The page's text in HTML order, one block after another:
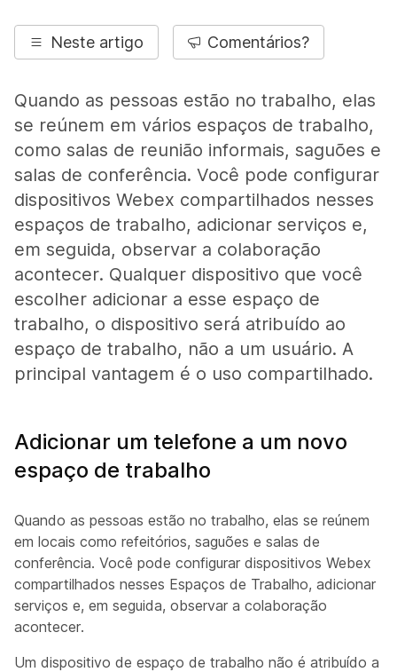
Neste artigo Comentários?
Quando as pessoas estão no trabalho, elas
se reúnem em vários espaços de trabalho,
como salas de reunião informais, saguões e
salas de conferência. Você pode configurar
dispositivos Webex compartilhados nesses
espaços de trabalho, adicionar serviços e,
em seguida, observar a colaboração
acontecer. Qualquer dispositivo que você
escolher adicionar a esse espaço de
trabalho, o dispositivo será atribuído ao
espaço de trabalho, não a um usuário. A
principal vantagem é o uso compartilhado.
Adicionar um telefone a um novo
espaço de trabalho
Quando as pessoas estão no trabalho, elas se reúnem
em locais como refeitórios, saguões e salas de
conferência. Você pode configurar dispositivos Webex
compartilhados nesses Espaços de Trabalho, adicionar
serviços e, em seguida, observar a colaboração
acontecer.
Um dispositivo de espaço de trabalho não é atribuído a